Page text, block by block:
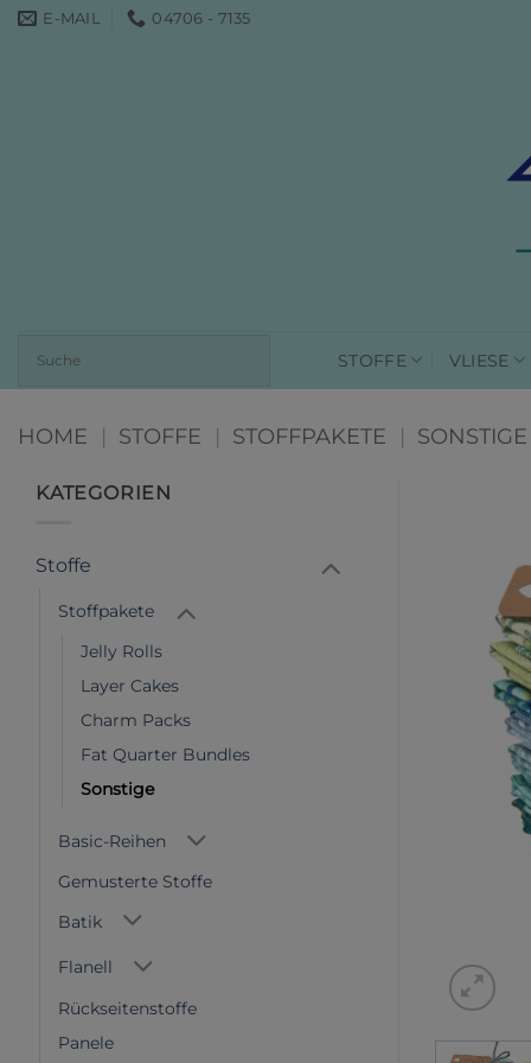
Zum E-MAIL 04706 - 7135
STOFFE VLIESE
HOME | STOFFE | STOFFPAKETE | SONSTIGE
KATEGORIEN
Stoffe
Stoffpakete
Jelly Rolls
Layer Cakes
Charm Packs
Fat Quarter Bundles
Sonstige
Basic-Reihen
Gemusterte Stoffe
Batik
Flanell
Rückseitenstoffe
Panele